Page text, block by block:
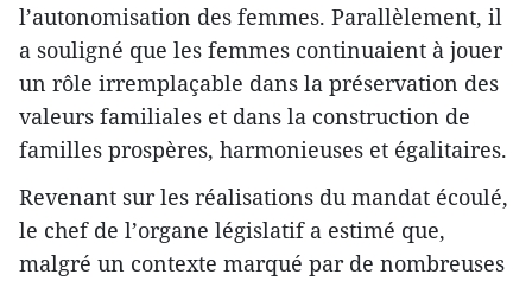
l’autonomisation des femmes. Parallèlement, il
a souligné que les femmes continuaient à jouer
un rôle irremplaçable dans la préservation des
valeurs familiales et dans la construction de
familles prospères, harmonieuses et égalitaires.
Revenant sur les réalisations du mandat écoulé,
le chef de l’organe législatif a estimé que,
malgré un contexte marqué par de nombreuses